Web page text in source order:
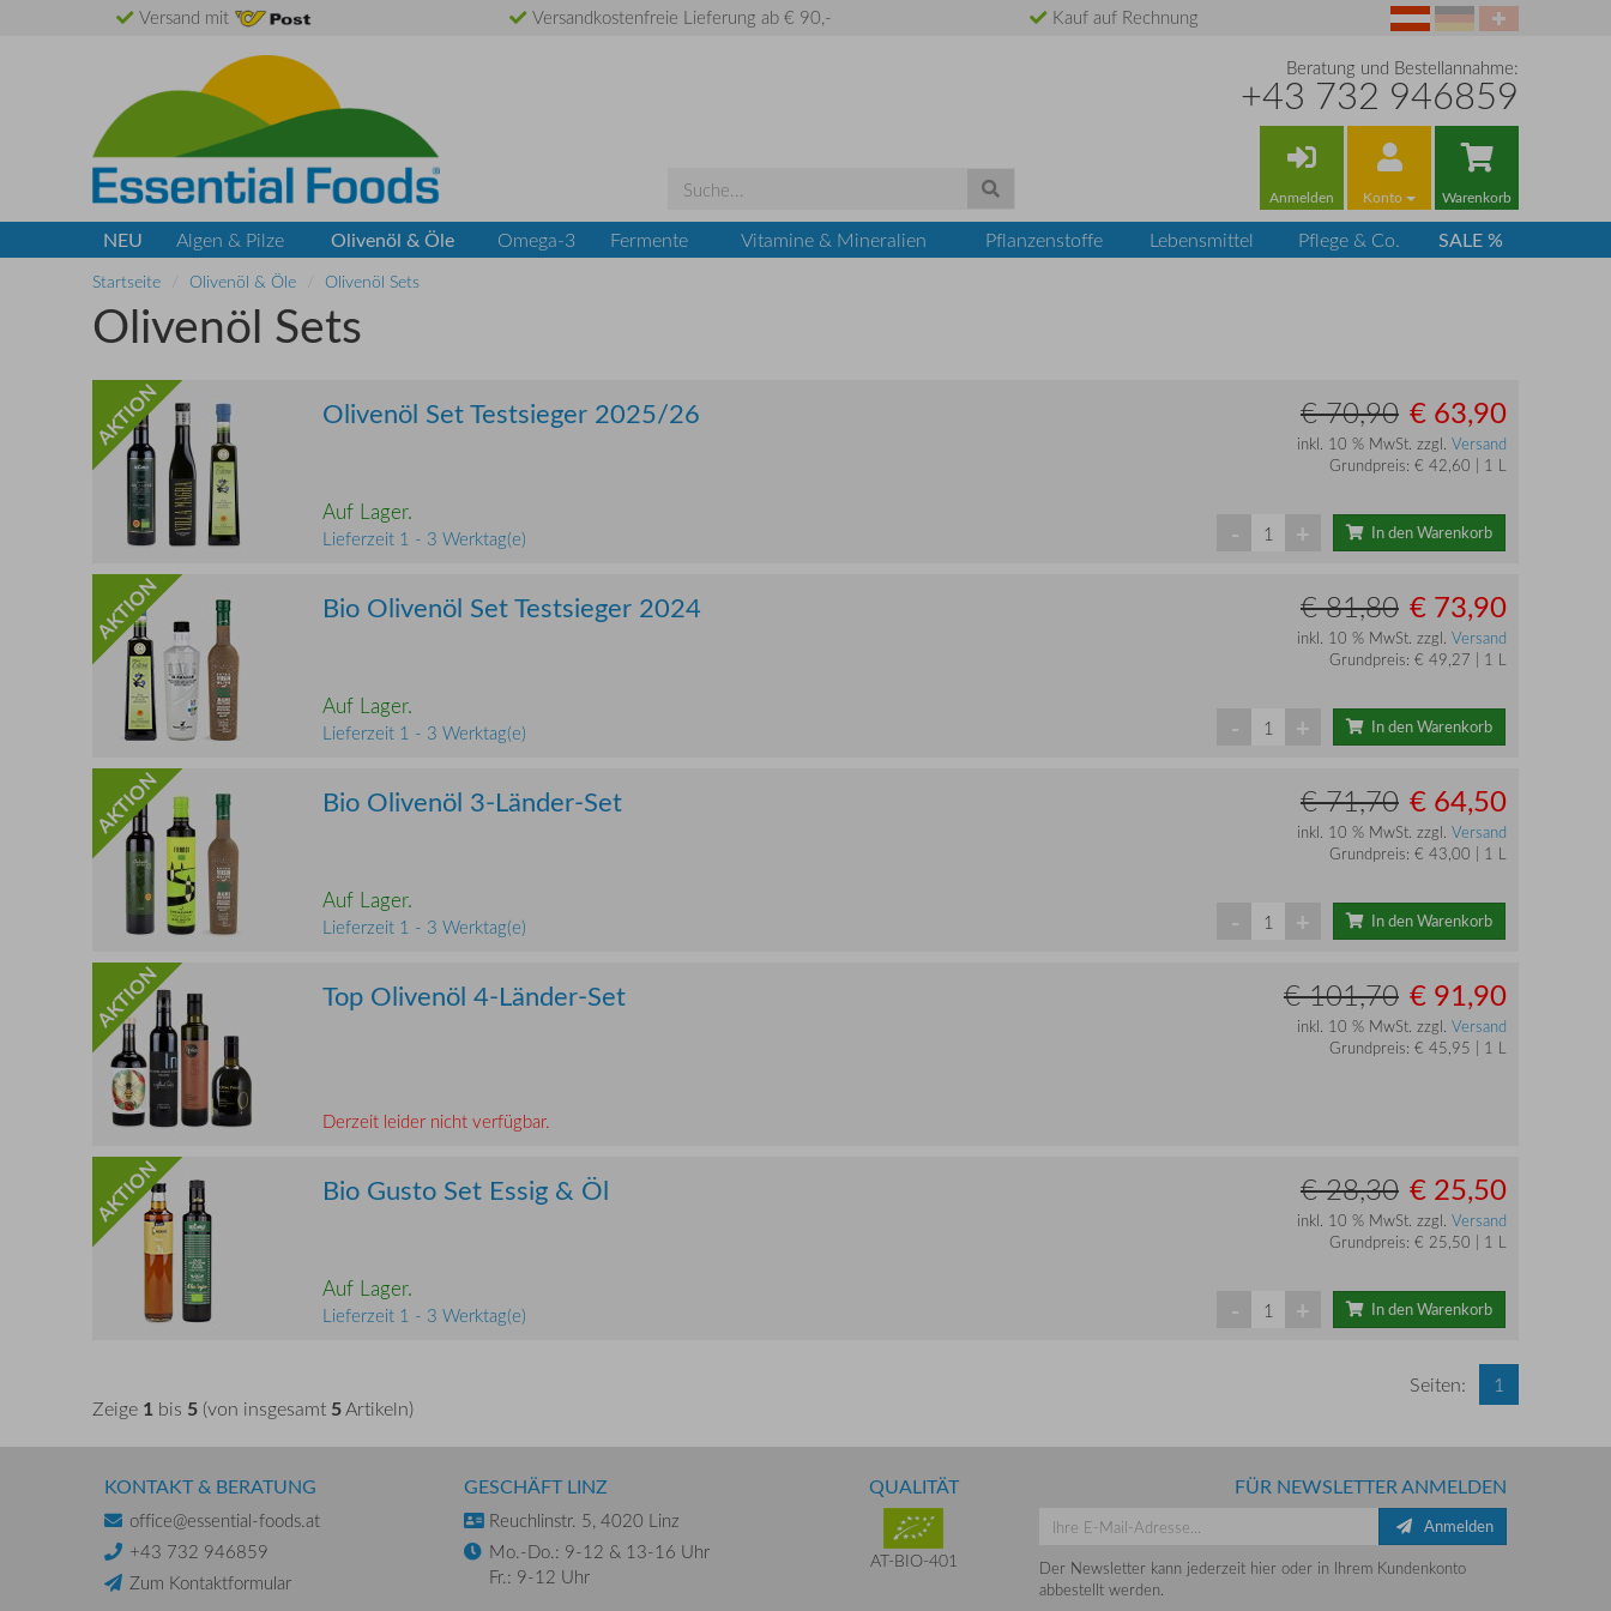
Versand mit Versandkostenfreie Lieferung ab € 90,- Kauf auf Rechnung
Beratung und Bestellannahme:
+43 732 946859
Anmelden Konto Warenkorb
NEU Algen & Pilze Olivenöl & Öle Omega-3 Fermente Vitamine & Mineralien Pflanzenstoffe Lebensmittel Pflege & Co. SALE %
Startseite Olivenöl & Öle Olivenöl Sets
Olivenöl Sets
AKTION Olivenöl Set Testsieger 2025/26 € 70,90 € 63,90
inkl. 10 % MwSt. zzgl. Versand
Grundpreis: € 42,60 | 1 L
Auf Lager.
Lieferzeit 1 - 3 Werktag(e) In den Warenkorb
- +
AKTION Bio Olivenöl Set Testsieger 2024 € 81,80 € 73,90
inkl. 10 % MwSt. zzgl. Versand
Grundpreis: € 49,27 | 1 L
Auf Lager.
Lieferzeit 1 - 3 Werktag(e) In den Warenkorb
- +
AKTION Bio Olivenöl 3-Länder-Set € 71,70 € 64,50
inkl. 10 % MwSt. zzgl. Versand
Grundpreis: € 43,00 | 1 L
Auf Lager.
Lieferzeit 1 - 3 Werktag(e) In den Warenkorb
- +
AKTION Top Olivenöl 4-Länder-Set € 101,70 € 91,90
inkl. 10 % MwSt. zzgl. Versand
Grundpreis: € 45,95 | 1 L
Derzeit leider nicht verfügbar.
AKTION Bio Gusto Set Essig & Öl € 28,30 € 25,50
inkl. 10 % MwSt. zzgl. Versand
Grundpreis: € 25,50 | 1 L
Auf Lager.
Lieferzeit 1 - 3 Werktag(e) In den Warenkorb
- +
Zeige 1 bis 5 (von insgesamt 5Artikeln)
Seiten: 1
KONTAKT & BERATUNG
office@essential-foods.at
+43 732 946859
Zum Kontaktformular
GESCHÄFT LINZ
Reuchlinstr. 5, 4020 Linz
Mo.-Do.: 9-12 & 13-16 Uhr
Fr.: 9-12 Uhr
QUALITÄT
AT-BIO-401
FÜR NEWSLETTER ANMELDEN
Anmelden
Der Newsletter kann jederzeit hier oder in Ihrem Kundenkonto
abbestellt werden.